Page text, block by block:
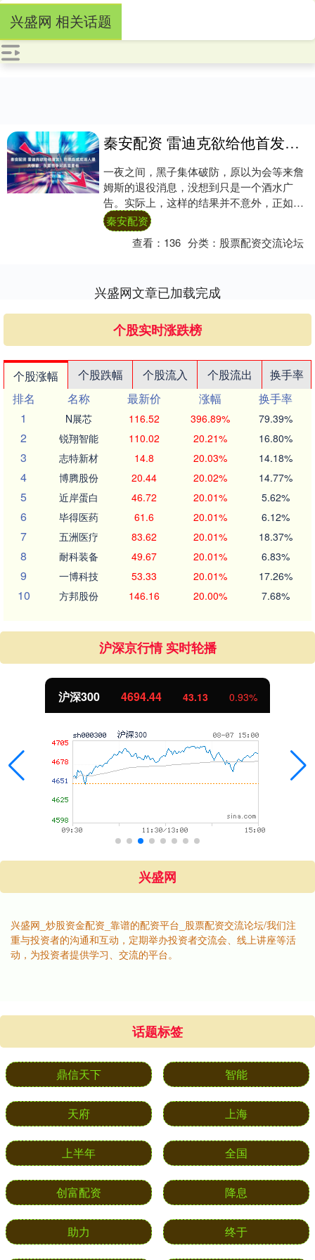
兴盛网 相关话题
秦安配资 雷迪克欲给他首发！范德彪或成湖人最大惊喜，东詹想争冠真需要他
一夜之间，黑子集体破防，原以为会等来詹
姆斯的退役消息，没想到只是一个酒水广
告。实际上，这样的结果并不意外，正如湖
人众人所说，他们早就清楚詹姆斯不会这样
宣布退役消....
秦安配资
查看： 136 分类： 股票配资交流论坛
兴盛网文章已加载完成
个股实时涨跌榜
个股涨幅 个股跌幅 个股流入 个股流出
换手率
排名
名称 最新价 涨幅
换手率
1
N展芯 116.52 396.89% 79.39%
2 锐翔智能 110.02 20.21% 16.80%
3 志特新材 14.8 20.03% 14.18%
4 博腾股份 20.44 20.02% 14.77%
5 近岸蛋白 46.72 20.01% 5.62%
6 毕得医药 61.6 20.01% 6.12%
7 五洲医疗 83.62 20.01% 18.37%
8 耐科装备 49.67 20.01% 6.83%
9 一博科技 53.33 20.01% 17.26%
10 方邦股份 146.16 20.00% 7.68%
沪深京行情 实时轮播
沪深300 4694.44 43.13 0.93%
兴盛网
兴盛网_炒股资金配资_靠谱的配资平台_股票配资交流论坛/我们注
重与投资者的沟通和互动，定期举办投资者交流会、线上讲座等活
动，为投资者提供学习、交流的平台。
话题标签
鼎信天下 智能
天府 上海
上半年 全国
创富配资 降息
助力 终于